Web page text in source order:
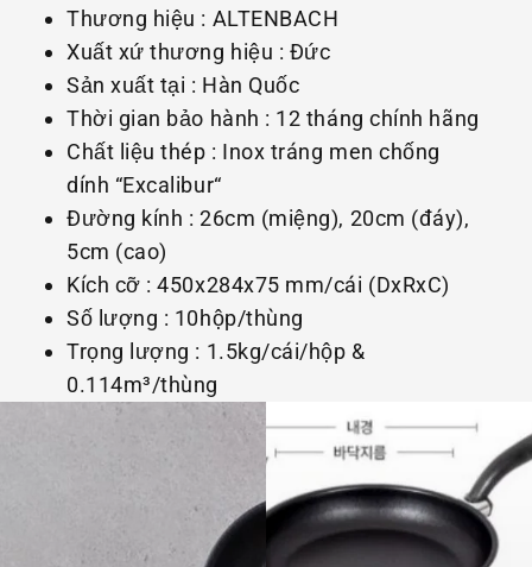
Thương hiệu : ALTENBACH
Xuất xứ thương hiệu : Đức
Sản xuất tại : Hàn Quốc
Thời gian bảo hành : 12 tháng chính hãng
Chất liệu thép : Inox tráng men chống
dính “Excalibur“
Đường kính : 26cm (miệng), 20cm (đáy),
5cm (cao)
Kích cỡ : 450x284x75 mm/cái (DxRxC)
Số lượng : 10hộp/thùng
Trọng lượng : 1.5kg/cái/hộp &
0.114m³/thùng